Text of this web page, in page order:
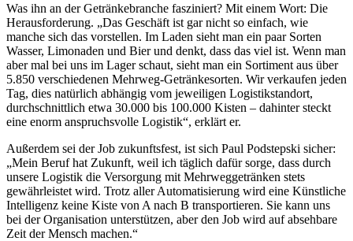
Was ihn an der Getränkebranche fasziniert? Mit einem Wort: Die
Herausforderung. „Das Geschäft ist gar nicht so einfach, wie
manche sich das vorstellen. Im Laden sieht man ein paar Sorten
Wasser, Limonaden und Bier und denkt, dass das viel ist. Wenn man
aber mal bei uns im Lager schaut, sieht man ein Sortiment aus über
5.850 verschiedenen Mehrweg-Getränkesorten. Wir verkaufen jeden
Tag, dies natürlich abhängig vom jeweiligen Logistikstandort,
durchschnittlich etwa 30.000 bis 100.000 Kisten – dahinter steckt
eine enorm anspruchsvolle Logistik“, erklärt er.
Außerdem sei der Job zukunftsfest, ist sich Paul Podstepski sicher:
„Mein Beruf hat Zukunft, weil ich täglich dafür sorge, dass durch
unsere Logistik die Versorgung mit Mehrweggetränken stets
gewährleistet wird. Trotz aller Automatisierung wird eine Künstliche
Intelligenz keine Kiste von A nach B transportieren. Sie kann uns
bei der Organisation unterstützen, aber den Job wird auf absehbare
Zeit der Mensch machen.“